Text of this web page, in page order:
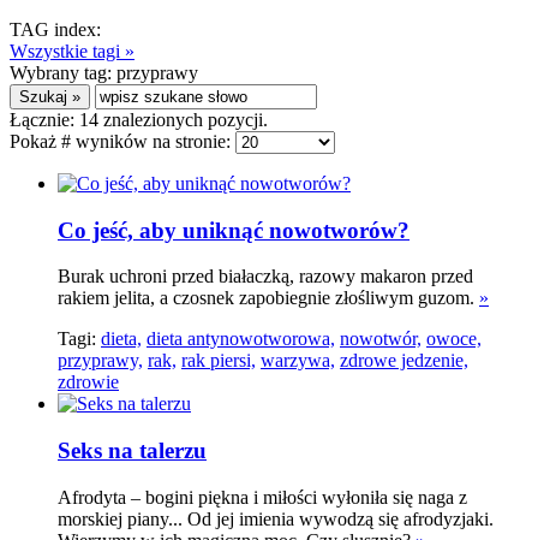
TAG index:
Wszystkie tagi »
Wybrany tag: przyprawy
Łącznie: 14 znalezionych pozycji.
Pokaż # wyników na stronie:
Co jeść, aby uniknąć nowotworów?
Burak uchroni przed białaczką, razowy makaron przed
rakiem jelita, a czosnek zapobiegnie złośliwym guzom. »
Tagi: dieta, dieta antynowotworowa, nowotwór, owoce,
przyprawy, rak, rak piersi, warzywa, zdrowe jedzenie,
zdrowie
Seks na talerzu
Afrodyta – bogini piękna i miłości wyłoniła się naga z
morskiej piany... Od jej imienia wywodzą się afrodyzjaki.